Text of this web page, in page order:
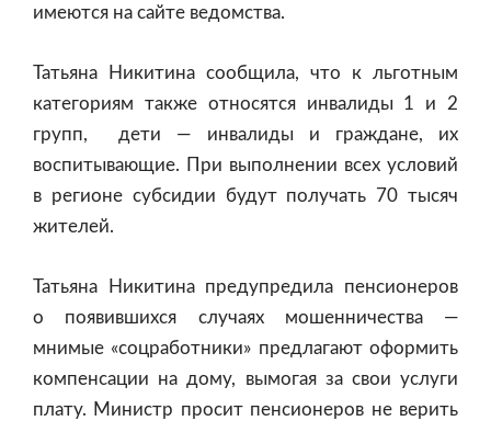
имеются на сайте ведомства.
Татьяна Никитина сообщила, что к льготным
категориям также относятся инвалиды 1 и 2
групп, дети — инвалиды и граждане, их
воспитывающие. При выполнении всех условий
в регионе субсидии будут получать 70 тысяч
жителей.
Татьяна Никитина предупредила пенсионеров
о появившихся случаях мошенничества —
мнимые «соцработники» предлагают оформить
компенсации на дому, вымогая за свои услуги
плату. Министр просит пенсионеров не верить